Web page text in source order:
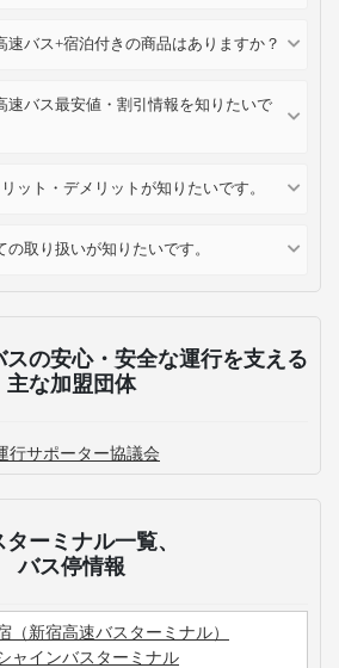
速バス+宿泊付きの商品はありますか？
速バス最安値・割引情報を知りたいで
ット・デメリットが知りたいです。
の取り扱いが知りたいです。
の安心・安全な運行を支える
主な加盟団体
行サポーター協議会
ターミナル一覧、
バス停情報
（新宿高速バスターミナル）
ャインバスターミナル